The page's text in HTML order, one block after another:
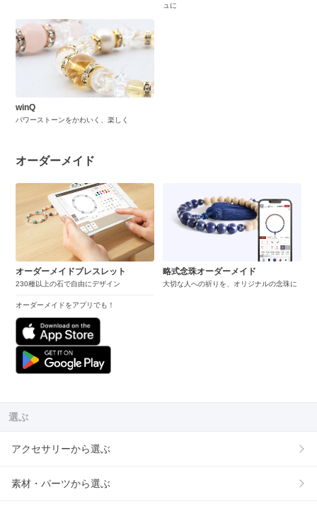
ュに
winQ
パワーストーンをかわいく、楽しく
オーダーメイド
オーダーメイドブレスレット
230種以上の石で自由にデザイン
オーダーメイドをアプリでも！
略式念珠オーダーメイド
大切な人への祈りを、オリジナルの念珠に
選ぶ
アクセサリーから選ぶ
素材・パーツから選ぶ